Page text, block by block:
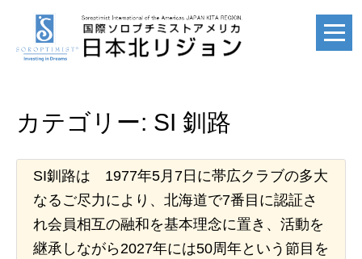
ホーム
HOME
国際ソロプチミスト
SI
カテゴリー: SI 釧路
SI釧路は 1977年5月7日に帯広クラブの多大
なるご尽力により、北海道で7番目に認証さ
れ会員相互の融和を基本理念に置き、活動を
継承しながら2027年には50周年という節目を